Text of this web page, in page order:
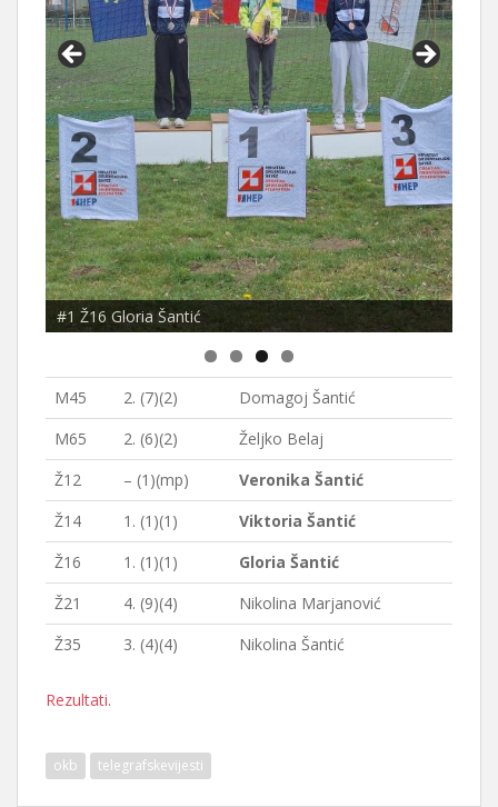
#1 Ž16 Gloria Šantić
M45 2. (7)(2)
Domagoj Šantić
M65
2. (6)(2)
Željko Belaj
Ž12
– (1)(mp)
Veronika Šantić
Ž14
1. (1)(1)
Viktoria Šantić
Ž16
1. (1)(1)
Gloria Šantić
Ž21
4. (9)(4)
Nikolina Marjanović
Ž35
3. (4)(4) Nikolina Šantić
Rezultati.
okb telegrafskevijesti